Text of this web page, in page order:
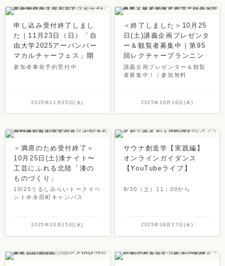
申し込み受付終了しまし
た｜11月23日（日）「自
由大学2025アーバンパー
マカルチャーフェス」開
催のお知らせ
参加者事前予約受付中
2025年11月05日(水)
＜終了しました＞10月25
日(土)講義企画プレゼンタ
ー＆観覧者募集中｜第95
回レクチャープランニン
グコンテスト開催
講義企画プレゼンター＆観覧
者募集中！｜参加無料
2025年10月16日(木)
＜満席のため受付終了＞
10月25日(土)漆ナイト〜
工芸にふれる北陸「漆の
ものづくり」
10/25うるしみらいトークイベ
ント＠永田町キャンパス
2025年10月15日(水)
サウナ創造学【実践編】
オンラインガイダンス
【YouTubeライブ】
8/30（土）11：00から
2025年08月27日(水)